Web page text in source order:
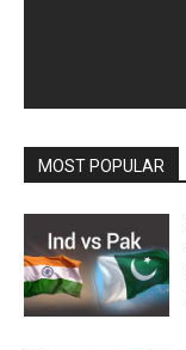
MOST POPULAR